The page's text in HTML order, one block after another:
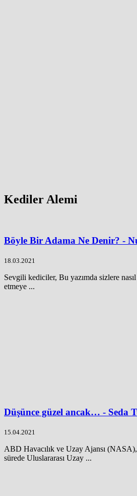
Kediler Alemi
Böyle Bir Adama Ne Denir? -
18.03.2021
Sevgili kediciler, Bu yazımda sizlere nasıl
etmeye ...
Düşünce güzel ancak… - Seda
15.04.2021
ABD Havacılık ve Uzay Ajansı (NASA),
sürede Uluslararası Uzay ...